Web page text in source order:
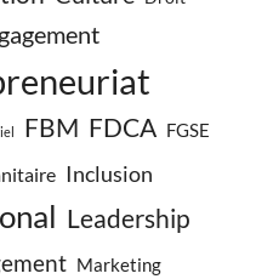
FBM FDCA FGSE
Inclusion
Leadership
Marketing